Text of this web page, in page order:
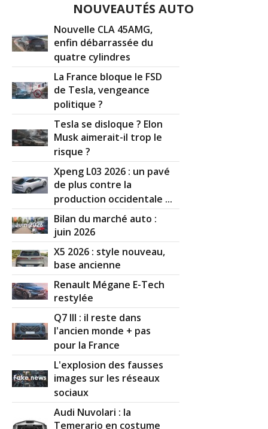
NOUVEAUTÉS AUTO
Nouvelle CLA 45AMG,
enfin débarrassée du
quatre cylindres
La France bloque le FSD
de Tesla, vengeance
politique ?
Tesla se disloque ? Elon
Musk aimerait-il trop le
risque ?
Xpeng L03 2026 : un pavé
de plus contre la
production occidentale ...
Bilan du marché auto :
juin 2026
X5 2026 : style nouveau,
base ancienne
Renault Mégane E-Tech
restylée
Q7 III : il reste dans
l'ancien monde + pas
pour la France
L'explosion des fausses
images sur les réseaux
sociaux
Audi Nuvolari : la